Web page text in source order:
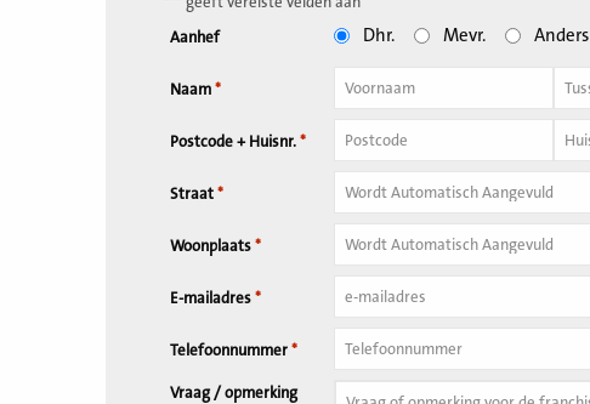
Aanhef Dhr. Mevr. Anders
Naam *
Postcode + Huisnr. *
Straat *
Woonplaats *
E-mailadres *
Telefoonnummer *
Vraag / opmerking